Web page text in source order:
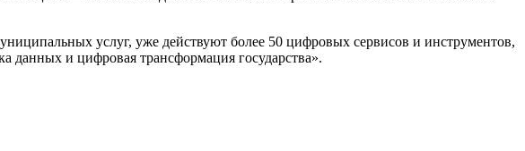
услуг, уже действуют более 50 цифровых сервисов и инструментов,
данных и цифровая трансформация государства».